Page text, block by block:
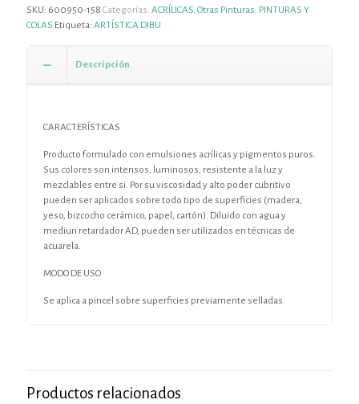
SKU: 600950-158 Categorías: ACRÍLICAS, Otras Pinturas, PINTURAS Y
COLAS Etiqueta: ARTÍSTICA DIBU
Descripción
CARACTERÍSTICAS
Producto formulado con emulsiones acrílicas y pigmentos puros.
Sus colores son intensos, luminosos, resistente a la luz y
mezclables entre si. Por su viscosidad y alto poder cubritivo
pueden ser aplicados sobre todo tipo de superficies (madera,
yeso, bizcocho cerámico, papel, cartón). Diluido con agua y
mediun retardador AD, pueden ser utilizados en técnicas de
acuarela.
MODO DE USO
Se aplica a pincel sobre superficies previamente selladas.
Productos relacionados